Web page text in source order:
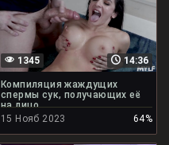
14:36
1345
Компиляция жаждущих
спермы сук, получающих её
на лицо
15 Нояб 2023
64%